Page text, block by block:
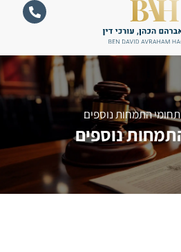
תחומי התמחות נוספים
נוספים